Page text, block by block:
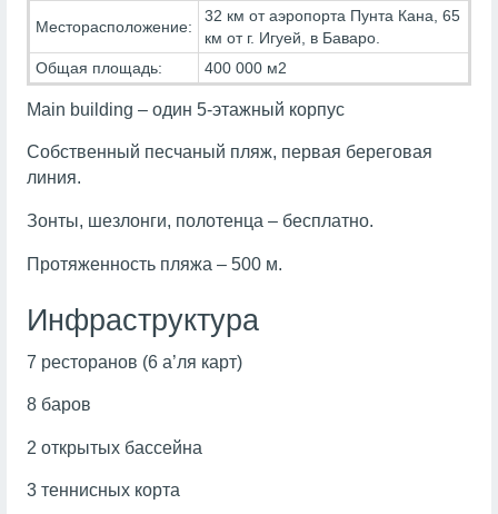
Месторасположение:
32 км от аэропорта Пунта Кана, 65
км от г. Игуей, в Баваро.
Общая площадь:
400 000 м2
Main building – один 5-этажный корпус
Собственный песчаный пляж, первая береговая
линия.
Зонты, шезлонги, полотенца – бесплатно.
Протяженность пляжа – 500 м.
Инфраструктура
7 ресторанов (6 а’ля карт)
8 баров
2 открытых бассейна
3 теннисных корта